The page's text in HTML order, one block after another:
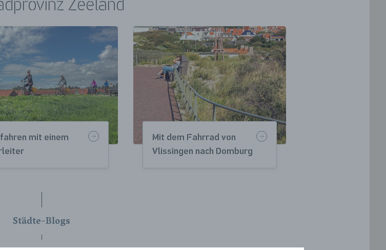
Zeeland
mit einem
Mit dem Fahrrad von
Vlissingen nach Domburg
Städte-Blogs